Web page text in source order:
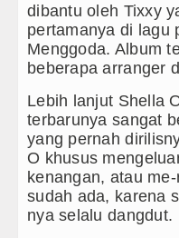
dibantu oleh Tixxy
pertamanya di lagu
Menggoda. Album
beberapa arranger
Lebih lanjut Shella
terbarunya sangat
yang pernah
O khusus
kenangan, atau
sudah ada, karena
nya selalu dangdut.